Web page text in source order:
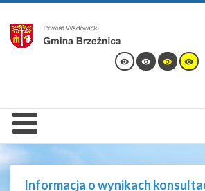
Informacja o wynikach